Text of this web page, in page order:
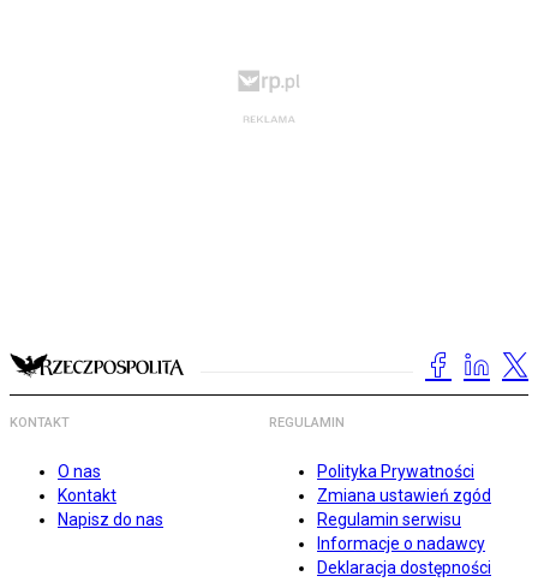
KONTAKT
O nas
Kontakt
Napisz do nas
REGULAMIN
Polityka Prywatności
Zmiana ustawień zgód
Regulamin serwisu
Informacje o nadawcy
Deklaracja dostępności